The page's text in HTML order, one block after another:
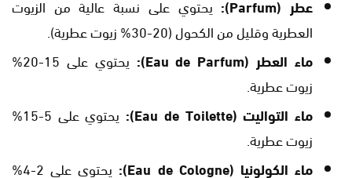
عطر (Parfum):
يحتوي على نسبة عالية من الزيوت
العطرية وقليل من الكحول (20-30% زيوت عطرية).
ماء العطر (Eau de Parfum):
يحتوي على 15-20%
زيوت عطرية.
ماء التواليت (Eau de Toilette):
يحتوي على 5-15%
زيوت عطرية.
ماء الكولونيا (Eau de Cologne):
يحتوي على 2-4%